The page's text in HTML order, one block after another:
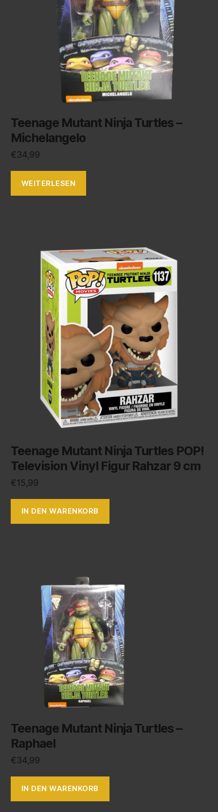
Teenage Mutant Ninja Turtles –
Michelangelo
€34,99
WEITERLESEN
Teenage Mutant Ninja Turtles POP!
Television Vinyl Figur Rahzar 9 cm
€15,99
IN DEN WARENKORB
Teenage Mutant Ninja Turtles –
Raphael
€34,99
IN DEN WARENKORB